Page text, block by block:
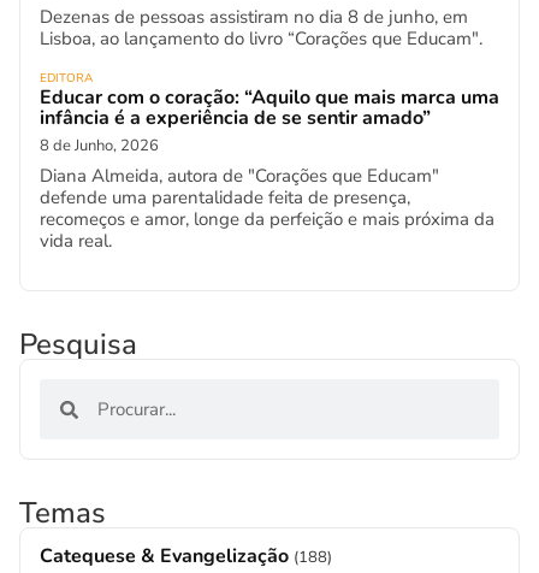
Dezenas de pessoas assistiram no dia 8 de junho, em
Lisboa, ao lançamento do livro “Corações que Educam".
EDITORA
Educar com o coração: “Aquilo que mais marca uma
infância é a experiência de se sentir amado”
8 de Junho, 2026
Diana Almeida, autora de "Corações que Educam"
defende uma parentalidade feita de presença,
recomeços e amor, longe da perfeição e mais próxima da
vida real.
Pesquisa
Temas
Catequese & Evangelização (188)